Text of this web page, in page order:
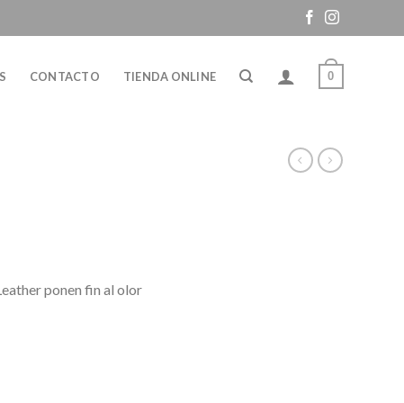
CONTACTO TIENDA ONLINE 0
ponen fin al olor